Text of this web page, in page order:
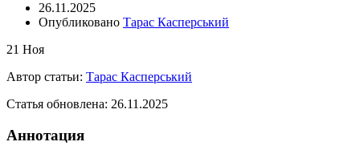
26.11.2025
Опубликовано Тарас Касперський
21 Ноя
Автор статьи: Тарас Касперський
Статья обновлена: 26.11.2025
Аннотация